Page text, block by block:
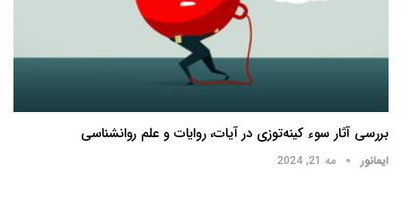
بررسی آثار سوء کینه‌توزی در آیات، روایات و علم روانشناسی
ایمانور مه 21, 2024